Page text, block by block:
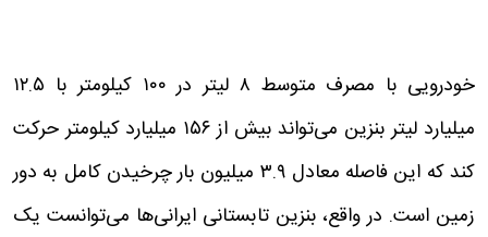
خودرویی با مصرف متوسط ۸ لیتر در ۱۰۰ کیلومتر با ۱۲.۵
میلیارد لیتر بنزین می‌تواند بیش از ۱۵۶ میلیارد کیلومتر حرکت
کند که این فاصله معادل ۳.۹ میلیون بار چرخیدن کامل به دور
زمین است. در واقع، بنزین تابستانی ایرانی‌ها می‌توانست یک